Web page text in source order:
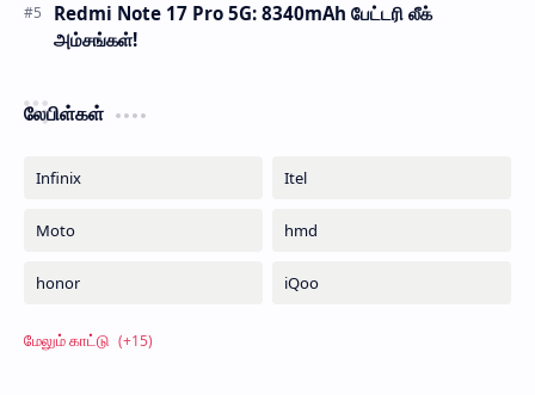
Redmi Note 17 Pro 5G: 8340mAh பேட்டரி லீக்
அம்சங்கள்!
லேபிள்கள்